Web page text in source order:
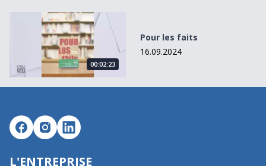
Pour les faits
00:02:23
Pour les faits
16.09.2024
L'ENTREPRISE